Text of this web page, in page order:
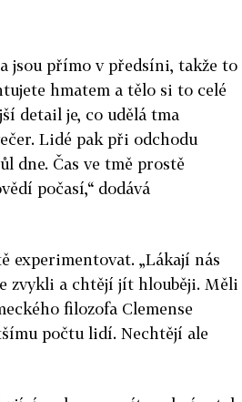
jsou přímo v předsíni, takže to
hmatem a tělo si to celé
detail je, co udělá tma
Lidé pak při odchodu
dne. Čas ve tmě prostě
počasí,“ dodává
experimentovat. „Lákají nás
zvykli a chtějí jít hlouběji. Měli
filozofa Clemense
počtu lidí. Nechtějí ale